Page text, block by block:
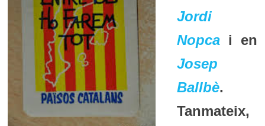
Jordi
Nopcai en
Josep
Ballbè.
Tanmateix,